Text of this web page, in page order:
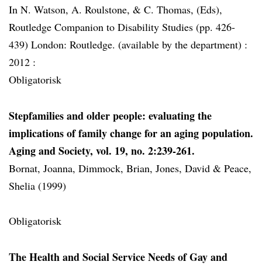
In N. Watson, A. Roulstone, & C. Thomas, (Eds),
Routledge Companion to Disability Studies (pp. 426-
439) London: Routledge. (available by the department) :
2012 :
Obligatorisk
Stepfamilies and older people: evaluating the
implications of family change for an aging population.
Aging and Society, vol. 19, no. 2:239-261.
Bornat, Joanna, Dimmock, Brian, Jones, David & Peace,
Shelia (1999)
Obligatorisk
The Health and Social Service Needs of Gay and